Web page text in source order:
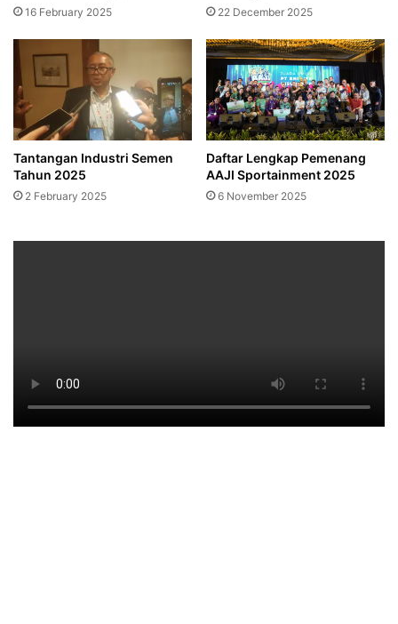
16 February 2025 22 December 2025
Tantangan Industri Semen
Tahun 2025
2 February 2025
Daftar Lengkap Pemenang
AAJI Sportainment 2025
6 November 2025